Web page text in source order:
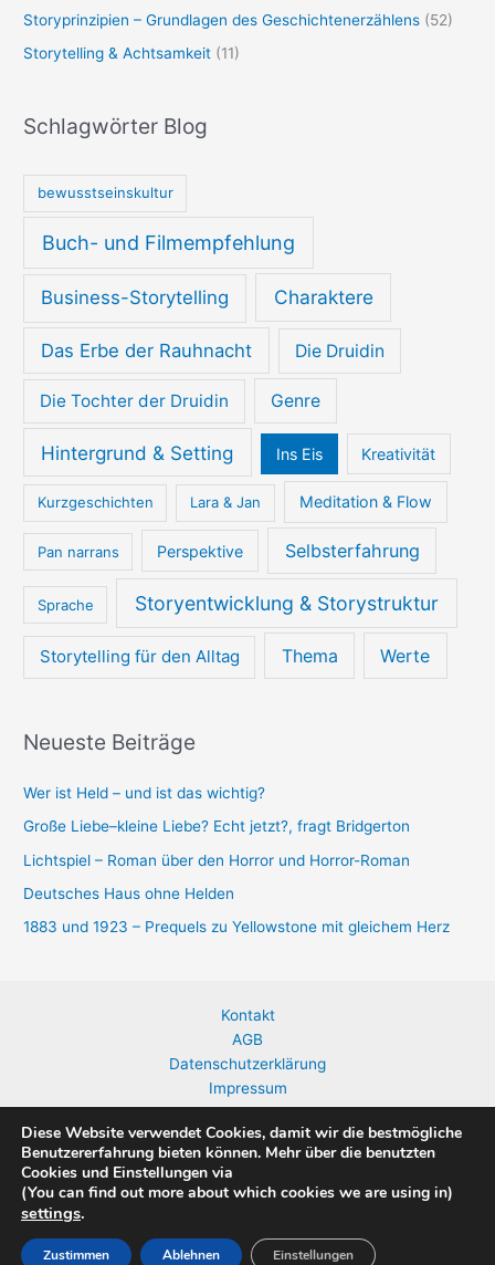
Storyprinzipien – Grundlagen des Geschichtenerzählens (52)
Storytelling & Achtsamkeit (11)
Schlagwörter Blog
bewusstseinskultur
Buch- und Filmempfehlung
Business-Storytelling Charaktere
Das Erbe der Rauhnacht Die Druidin
Die Tochter der Druidin Genre
Hintergrund & Setting Ins Eis Kreativität
Kurzgeschichten Lara & Jan Meditation & Flow
Pan narrans Perspektive Selbsterfahrung
Sprache Storyentwicklung & Storystruktur
Storytelling für den Alltag Thema Werte
Neueste Beiträge
Wer ist Held – und ist das wichtig?
Große Liebe–kleine Liebe? Echt jetzt?, fragt Bridgerton
Lichtspiel – Roman über den Horror und Horror-Roman
Deutsches Haus ohne Helden
1883 und 1923 – Prequels zu Yellowstone mit gleichem Herz
Kontakt
AGB
Datenschutzerklärung
Impressum
Widerrufsbelehrung
Copyright © 2026 Birgit Jaeckel | Präsentiert von Astra-WordPress-
Diese Website verwendet Cookies, damit wir die bestmögliche
Benutzererfahrung bieten können. Mehr über die benutzten
Cookies und Einstellungen via
(You can find out more about which cookies we are using in)
settings.
Zustimmen Ablehnen Einstellungen